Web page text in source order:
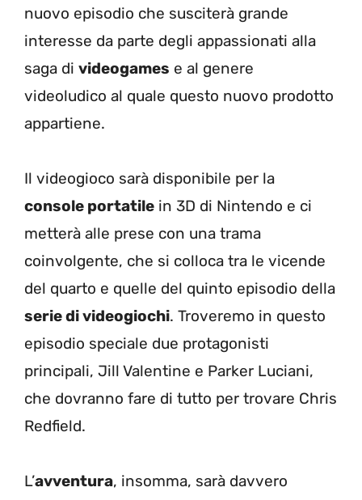
nuovo episodio che susciterà grande
interesse da parte degli appassionati alla
saga di videogames e al genere
videoludico al quale questo nuovo prodotto
appartiene.
Il videogioco sarà disponibile per la
console portatile in 3D di Nintendo e ci
metterà alle prese con una trama
coinvolgente, che si colloca tra le vicende
del quarto e quelle del quinto episodio della
serie di videogiochi. Troveremo in questo
episodio speciale due protagonisti
principali, Jill Valentine e Parker Luciani,
che dovranno fare di tutto per trovare Chris
Redfield.
L’avventura, insomma, sarà davvero